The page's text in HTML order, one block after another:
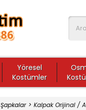
Yöresel
Kostümler
Şapkalar Kalpak Orijinal /